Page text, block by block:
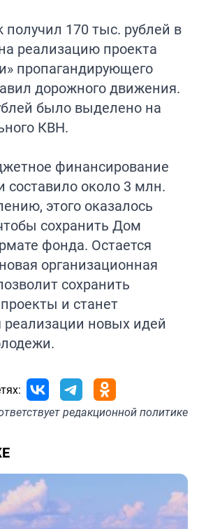
получил 170 тыс. рублей в
реализацию проекта
пропагандирующего
дорожного движения.
было выделено на
КВН.
финансирование
около 3 млн.
этого оказалось
сохранить Дом
фонда. Остается
организационная
сохранить
и станет
новых идей
редакционной политике